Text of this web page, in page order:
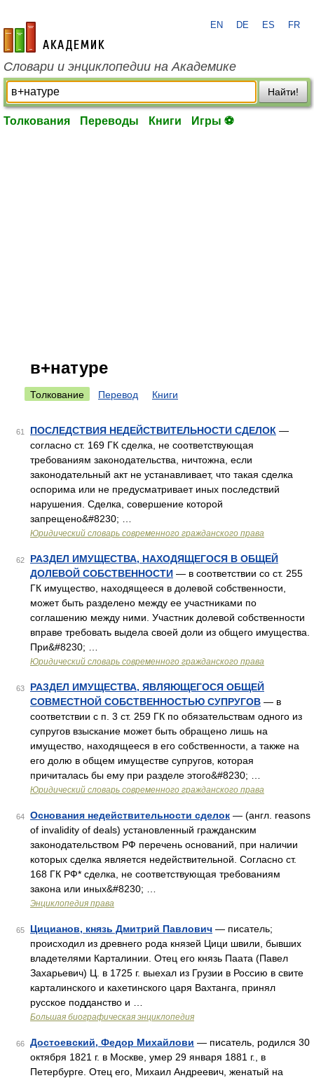
academic.ru
EN DE ES FR
Словари и энциклопедии на Академике
Найти!
Толкования Переводы Книги Игры ⚽
в+натуре
Толкование Перевод Книги
61 ПОСЛЕДСТВИЯ НЕДЕЙСТВИТЕЛЬНОСТИ СДЕЛОК —
согласно ст. 169 ГК сделка, не соответствующая
требованиям законодательства, ничтожна, если
законодательный акт не устанавливает, что такая сделка
оспорима или не предусматривает иных последствий
нарушения. Сделка, совершение которой
запрещено&#8230; …
Юридический словарь современного гражданского права
62
РАЗДЕЛ ИМУЩЕСТВА, НАХОДЯЩЕГОСЯ В ОБЩЕЙ
ДОЛЕВОЙ СОБСТВЕННОСТИ — в соответствии со ст. 255
ГК имущество, находящееся в долевой собственности,
может быть разделено между ее участниками по
соглашению между ними. Участник долевой собственности
вправе требовать выдела своей доли из общего имущества.
При&#8230; …
Юридический словарь современного гражданского права
63
РАЗДЕЛ ИМУЩЕСТВА, ЯВЛЯЮЩЕГОСЯ ОБЩЕЙ
СОВМЕСТНОЙ СОБСТВЕННОСТЬЮ СУПРУГОВ — в
соответствии с п. 3 ст. 259 ГК по обязательствам одного из
супругов взыскание может быть обращено лишь на
имущество, находящееся в его собственности, а также на
его долю в общем имуществе супругов, которая
причиталась бы ему при разделе этого&#8230; …
Юридический словарь современного гражданского права
64 Основания недействительности сделок — (англ. reasons
of invalidity of deals) установленный гражданским
законодательством РФ перечень оснований, при наличии
которых сделка является недействительной. Согласно ст.
168 ГК РФ* сделка, не соответствующая требованиям
закона или иных&#8230; …
Энциклопедия права
65 Цицианов, князь Дмитрий Павлович — писатель;
происходил из древнего рода князей Цици швили, бывших
владетелями Карталинии. Отец его князь Паата (Павел
Захарьевич) Ц. в 1725 г. выехал из Грузии в Россию в свите
карталинского и кахетинского царя Вахтанга, принял
русское подданство и …
Большая биографическая энциклопедия
66 Достоевский, Федор Михайлови — писатель, родился 30
октября 1821 г. в Москве, умер 29 января 1881 г., в
Петербурге. Отец его, Михаил Андреевич, женатый на